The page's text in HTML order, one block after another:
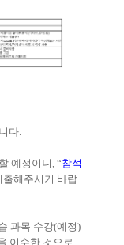
다.
예정이니, “참석
출해주시기 바랍
과목 수강(예정)
이수한 것으로